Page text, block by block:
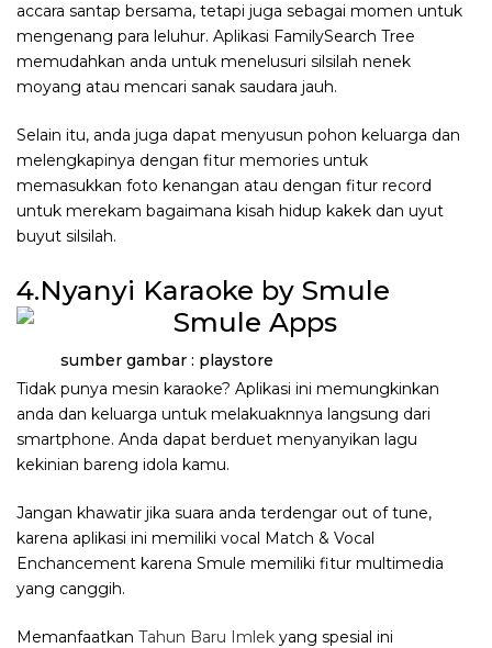
accara santap bersama, tetapi juga sebagai momen untuk
mengenang para leluhur. Aplikasi FamilySearch Tree
memudahkan anda untuk menelusuri silsilah nenek
moyang atau mencari sanak saudara jauh.
Selain itu, anda juga dapat menyusun pohon keluarga dan
melengkapinya dengan fitur memories untuk
memasukkan foto kenangan atau dengan fitur record
untuk merekam bagaimana kisah hidup kakek dan uyut
buyut silsilah.
4.Nyanyi Karaoke by Smule
sumber gambar : playstore
Tidak punya mesin karaoke? Aplikasi ini memungkinkan
anda dan keluarga untuk melakuaknnya langsung dari
smartphone. Anda dapat berduet menyanyikan lagu
kekinian bareng idola kamu.
Jangan khawatir jika suara anda terdengar out of tune,
karena aplikasi ini memiliki vocal Match & Vocal
Enchancement karena Smule memiliki fitur multimedia
yang canggih.
Memanfaatkan Tahun Baru Imlek yang spesial ini